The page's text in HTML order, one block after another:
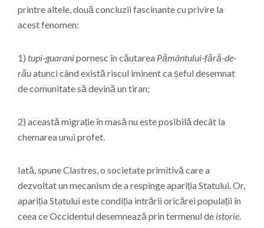
printre altele, două concluzii fascinante cu privire la
acest fenomen:
1) tupi-guaranipornesc în căutarea Pământului-fără-de-
răuatunci când există riscul iminent ca șeful desemnat
de comunitate să devină un tiran;
2) această migrație în masă nu este posibilă decât la
chemarea unui profet.
Iată, spune Clastres, o societate primitivă care a
dezvoltat un mecanism de a respinge apariția Statului. Or,
apariția Statului este condiția intrării oricărei populații în
ceea ce Occidentul desemnează prin termenul de istorie.